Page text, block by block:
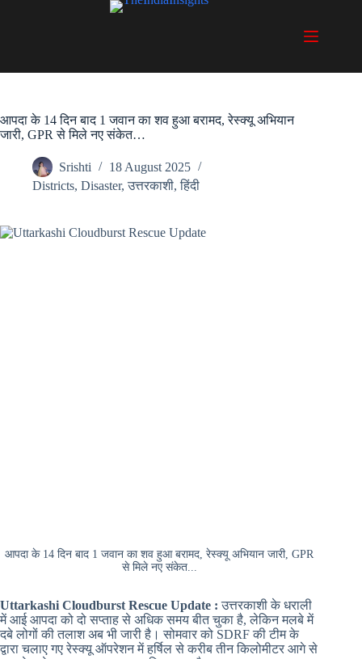
आपदा के 14 दिन बाद 1 जवान का शव हुआ बरामद, रेस्क्यू अभियान
जारी, GPR से मिले नए संकेत…
Srishti
18 August 2025
Districts, Disaster,उत्तरकाशी,हिंदी
आपदा के 14 दिन बाद 1 जवान का शव हुआ बरामद, रेस्क्यू अभियान जारी, GPR
से मिले नए संकेत...
Uttarkashi Cloudburst Rescue Update : उत्तरकाशी के धराली
में आई आपदा को दो सप्ताह से अधिक समय बीत चुका है, लेकिन मलबे में
दबे लोगों की तलाश अब भी जारी है। सोमवार को SDRF की टीम के
द्वारा चलाए गए रेस्क्यू ऑपरेशन में हर्षिल से करीब तीन किलोमीटर आगे से